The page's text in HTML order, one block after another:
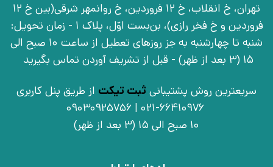
تهران، خ انقلاب، خ 12 فروردین، خ روانمهر شرقی(بین خ 12
فروردین و خ فخر رازی)، بن‌بست اوّل، پلاک 1 - زمان تحویل:
شنبه تا چهارشنبه به جز روزهای تعطیل از ساعت 10 صبح الی
15 (3 بعد از ظهر) - قبل از تشریف آوردن تماس بگیرید
سریعترین روش پشتیبانی ثبت تیکت از طریق پنل کاربری
021-66410976 | 09030925756
10 صبح الی 15 (3 بعد از ظهر)